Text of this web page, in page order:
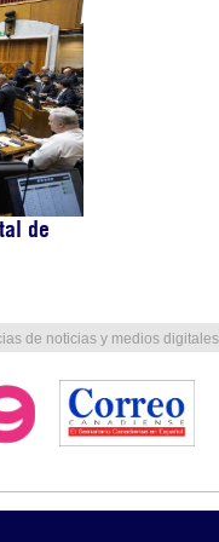
de
de noticias y medios digitales